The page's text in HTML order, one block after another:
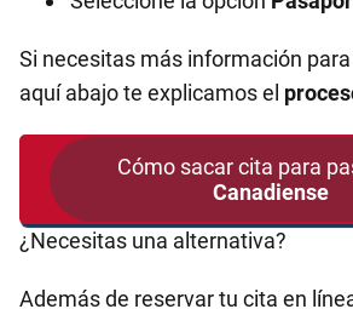
Si necesitas más información
aquí abajo te explicamos el
Cómo sacar cita para
Canadiense
¿Necesitas una alternativa?
Además de reservar tu cita en